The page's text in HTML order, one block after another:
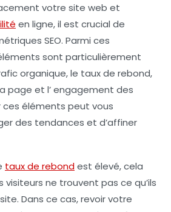
votre site web et
en ligne, il est crucial de
SEO. Parmi ces
sont particulièrement
organique, le taux de rebond,
page et l’engagement des
ces éléments peut vous
des tendances et d’affiner
taux de rebondest élevé, cela
visiteurs ne trouvent pas ce qu’ils
Dans ce cas, revoir votre